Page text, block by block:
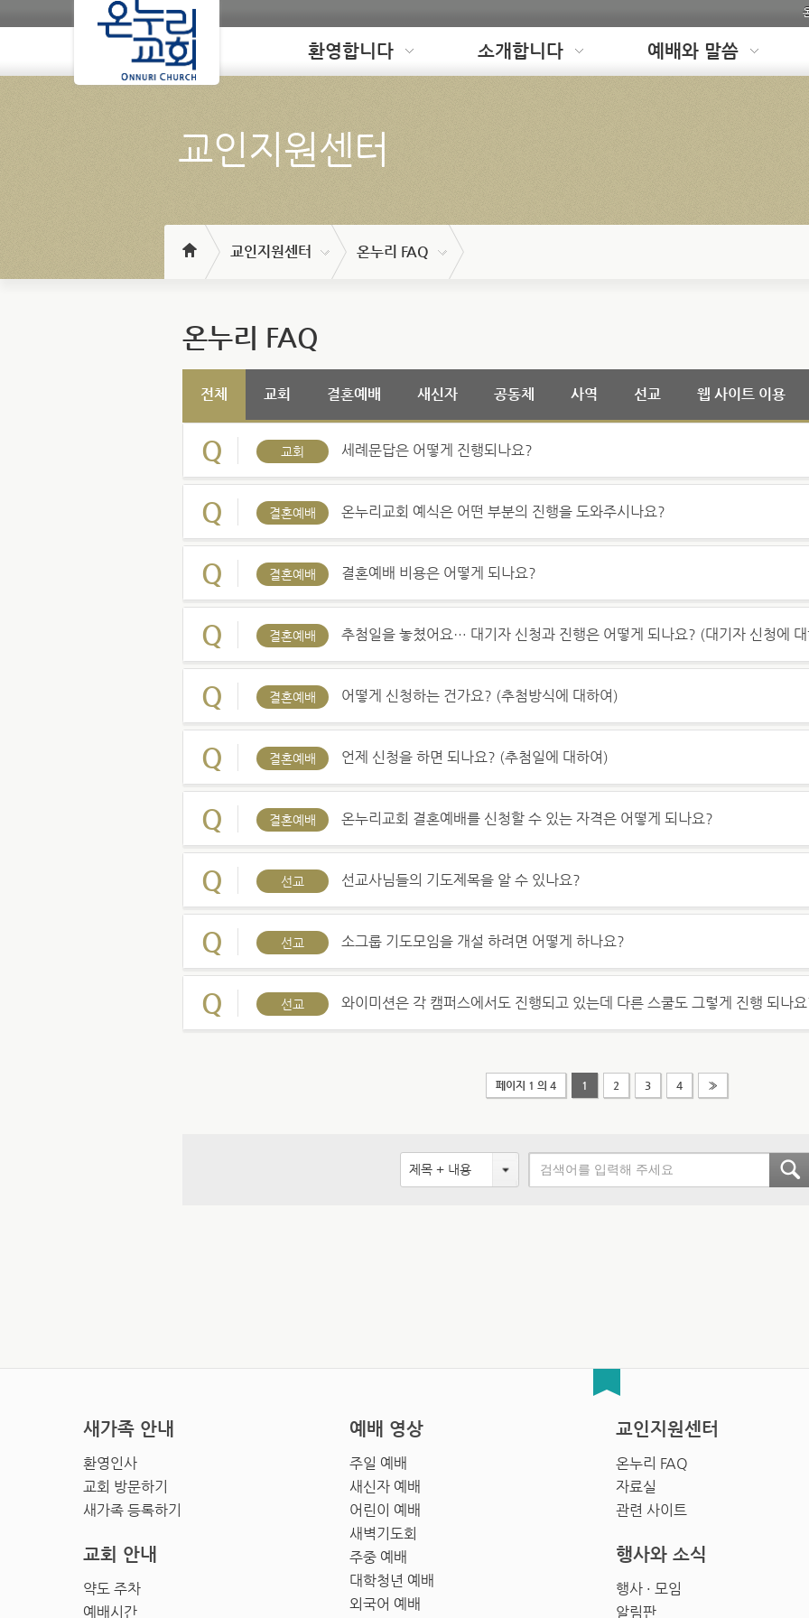
Loading 환영합니다 소개합니다 예배와 말씀
교인지원센터
교인지원센터 온누리 FAQ
온누리 FAQ
전체 교회 결혼예배 새신자 공동체 사역 선교 웹 사이트 이용
Q 교회 세례문답은 어떻게 진행되나요?
Q 결혼예배 온누리교회 예식은 어떤 부분의 진행을 도와주시나요?
Q 결혼예배 결혼예배 비용은 어떻게 되나요?
Q 결혼예배 추첨일을 놓쳤어요… 대기자 신청과 진행은 어떻게 되나요? (대기자 신청에
Q 결혼예배 어떻게 신청하는 건가요? (추첨방식에 대하여)
Q 결혼예배 언제 신청을 하면 되나요? (추첨일에 대하여)
Q 결혼예배 온누리교회 결혼예배를 신청할 수 있는 자격은 어떻게 되나요?
Q 선교 선교사님들의 기도제목을 알 수 있나요?
Q 선교 소그룹 기도모임을 개설 하려면 어떻게 하나요?
Q 선교 와이미션은 각 캠퍼스에서도 진행되고 있는데 다른 스쿨도 그렇게 진행 되나
페이지 1 의 4 1 2 3 4 »
제목 + 내용
새가족 안내
환영인사
교회 방문하기
새가족 등록하기
예배 영상
주일 예배
새신자 예배
어린이 예배
새벽기도회
주중 예배
대학청년 예배
외국어 예배
교인지원센터
온누리 FAQ
자료실
관련 사이트
교회 안내
약도 주차
예배시간
행사와 소식
행사 · 모임
알림판